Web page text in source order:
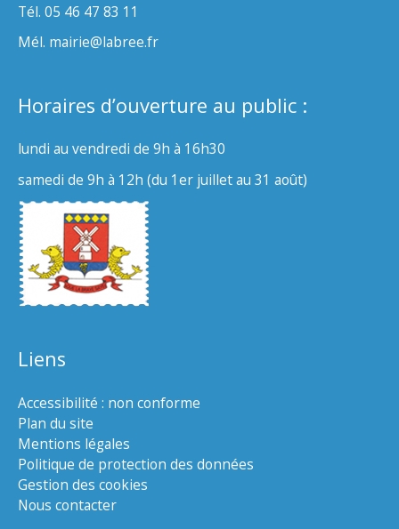
Tél. 05 46 47 83 11
Mél. mairie@labree.fr
Horaires d’ouverture au public :
lundi au vendredi de 9h à 16h30
samedi de 9h à 12h (du 1er juillet au 31 août)
Liens
Accessibilité : non conforme
Plan du site
Mentions légales
Politique de protection des données
Gestion des cookies
Nous contacter